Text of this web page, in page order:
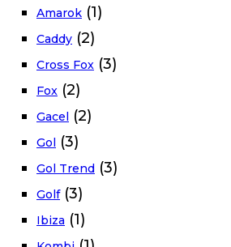
Amarok (1)
Caddy (2)
Cross Fox (3)
Fox (2)
Gacel (2)
Gol (3)
Gol Trend (3)
Golf (3)
Ibiza (1)